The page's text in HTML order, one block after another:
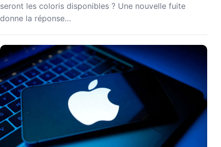
seront les coloris disponibles ? Une nouvelle fuite
donne la réponse…